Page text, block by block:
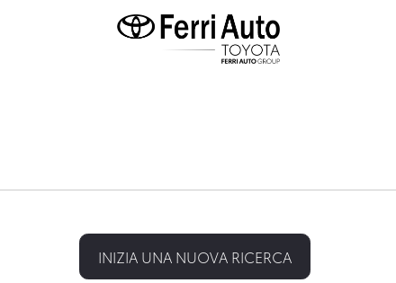
INIZIA UNA NUOVA RICERCA